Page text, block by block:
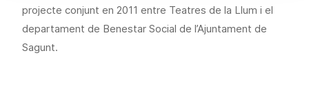
projecte conjunt en 2011 entre Teatres de la Llum i el
departament de Benestar Social de l’Ajuntament de
Sagunt.